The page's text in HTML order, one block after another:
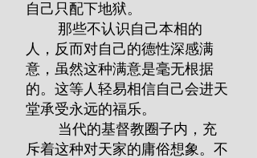
自己只配下地狱。
人，反而对自己的德性深感满
意，虽然这种满意是毫无根据
的。这等人轻易相信自己会进天
堂承受永远的福乐。
斥着这种对天家的庸俗想象。不